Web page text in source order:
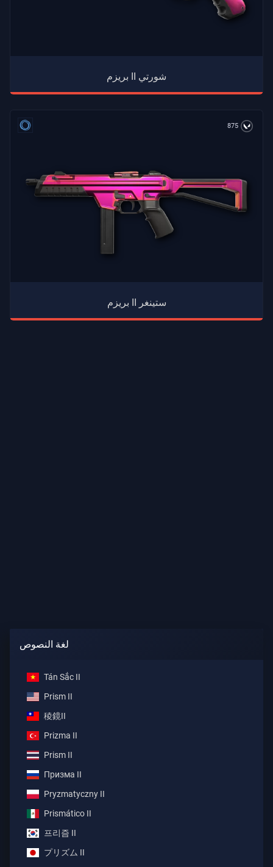
بريزم II شورتي
875
بريزم II ستينغر
لغة النصوص
Tán Sắc II
Prism II
稜鏡II
Prizma II
Prism II
Призма II
Pryzmatyczny II
Prismático II
프리즘 II
プリズム II